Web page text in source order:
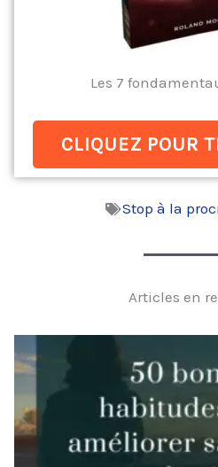
Les 7
CLIQUEZ POUR
Stop à la
Articles en